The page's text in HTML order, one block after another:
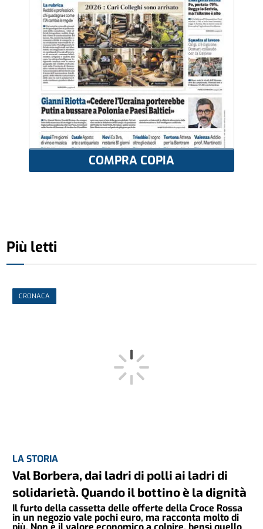
COMPRA COPIA
Più letti
CRONACA
LA STORIA
Val Borbera, dai ladri di polli ai ladri di
solidarietà. Quando il bottino è la dignità
Il furto della cassetta delle offerte della Croce Rossa
in un negozio vale pochi euro, ma racconta molto di